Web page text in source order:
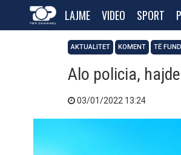
LAJME VIDEO SPORT
AKTUALITET KOMENT TË
Alo policia,
03/01/2022 13:24